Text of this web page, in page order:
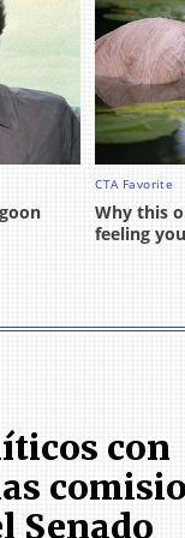
con
Senado